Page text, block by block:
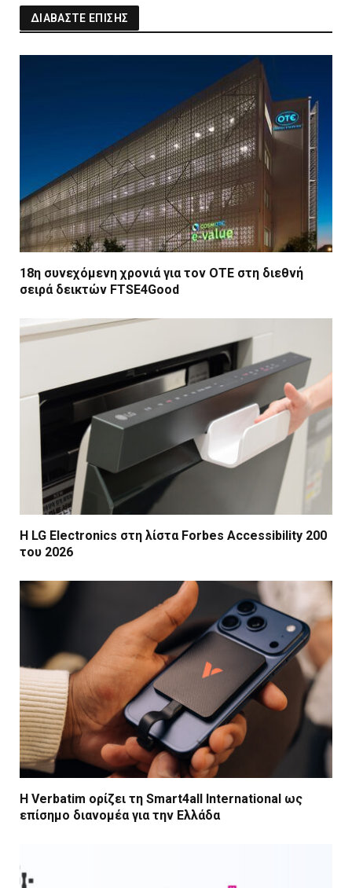
ΔΙΑΒΑΣΤΕ ΕΠΙΣΗΣ
18η συνεχόμενη χρονιά για τον ΟΤΕ στη διεθνή
σειρά δεικτών FTSE4Good
Η LG Electronics στη λίστα Forbes Accessibility 200
του 2026
Η Verbatim ορίζει τη Smart4all International ως
επίσημο διανομέα για την Ελλάδα